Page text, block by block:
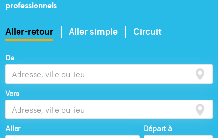
professionnels
Aller-retour Aller simple Circuit
De
Vers
Aller Départ à